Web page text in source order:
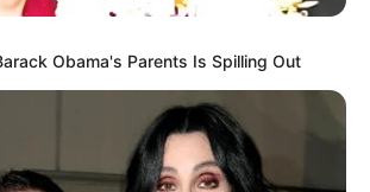
10 Potret Kantor Adidas,
Bentuk Futuristik Nan
Elegan
Obama's Parents Is Spilling Out